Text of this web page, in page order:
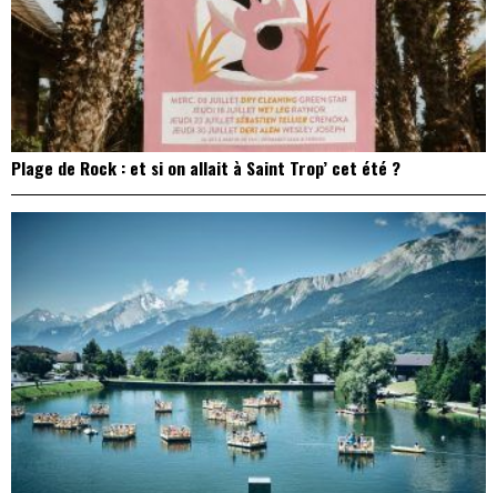
Plage de Rock : et si on allait à Saint Trop’ cet été ?